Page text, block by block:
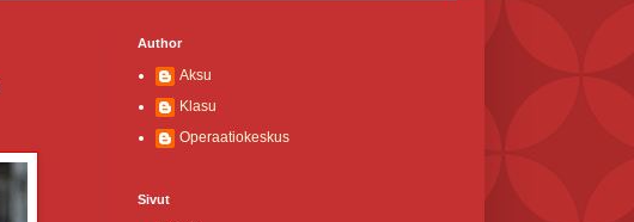
Author
Aksu
Klasu
Operaatiokeskus
Sivut